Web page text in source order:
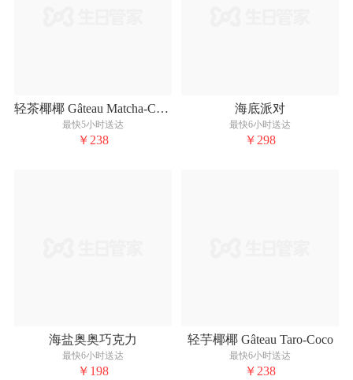
轻茶椰椰 Gâteau Matcha-Coco
最快5小时送达
￥238
海底派对
最快6小时送达
￥298
海盐奥奥巧克力
最快6小时送达
￥198
轻芋椰椰 Gâteau Taro-Coco
最快6小时送达
￥238